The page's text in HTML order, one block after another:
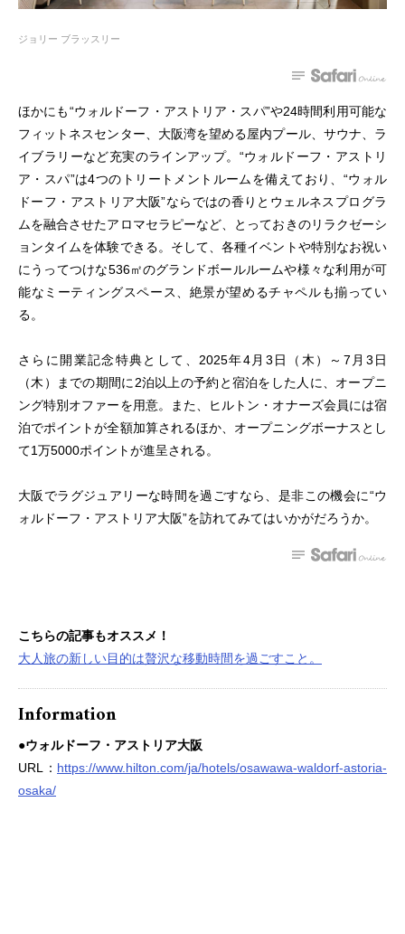
ジョリー ブラッスリー
ほかにも“ウォルドーフ・アストリア・スパ”や24時間利用可能な
フィットネスセンター、大阪湾を望める屋内プール、サウナ、ラ
イブラリーなど充実のラインアップ。“ウォルドーフ・アストリ
ア・スパ”は4つのトリートメントルームを備えており、“ウォル
ドーフ・アストリア大阪”ならではの香りとウェルネスプログラ
ムを融合させたアロマセラピーなど、とっておきのリラクゼーシ
ョンタイムを体験できる。そして、各種イベントや特別なお祝い
にうってつけな536㎡のグランドボールルームや様々な利用が可
能なミーティングスペース、絶景が望めるチャペルも揃ってい
る。
さらに開業記念特典として、2025年4月3日（木）～7月3日
（木）までの期間に2泊以上の予約と宿泊をした人に、オープニ
ング特別オファーを用意。また、ヒルトン・オナーズ会員には宿
泊でポイントが全額加算されるほか、オープニングボーナスとし
て1万5000ポイントが進呈される。
大阪でラグジュアリーな時間を過ごすなら、是非この機会に“ウ
ォルドーフ・アストリア大阪”を訪れてみてはいかがだろうか。
こちらの記事もオススメ！
大人旅の新しい目的は贅沢な移動時間を過ごすこと。
Information
●ウォルドーフ・アストリア大阪
URL： https://www.hilton.com/ja/hotels/osawawa-waldorf-astoria-
osaka/